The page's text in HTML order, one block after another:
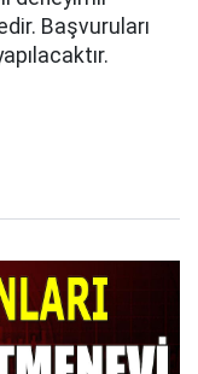
Başvuruları